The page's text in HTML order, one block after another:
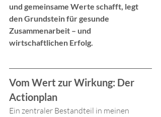
und gemeinsame Werte schafft, legt
den Grundstein für gesunde
Zusammenarbeit – und
wirtschaftlichen Erfolg.
Vom Wert zur Wirkung: Der
Actionplan
Ein zentraler Bestandteil in meinen